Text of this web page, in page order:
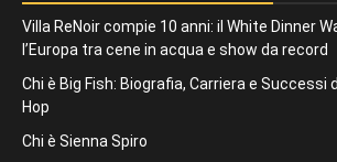
Villa ReNoir compie 10 anni: il White Dinner
l’Europa tra cene in acqua e show da record
Chi è Big Fish: Biografia, Carriera e Successi
Hop
Chi è Sienna Spiro